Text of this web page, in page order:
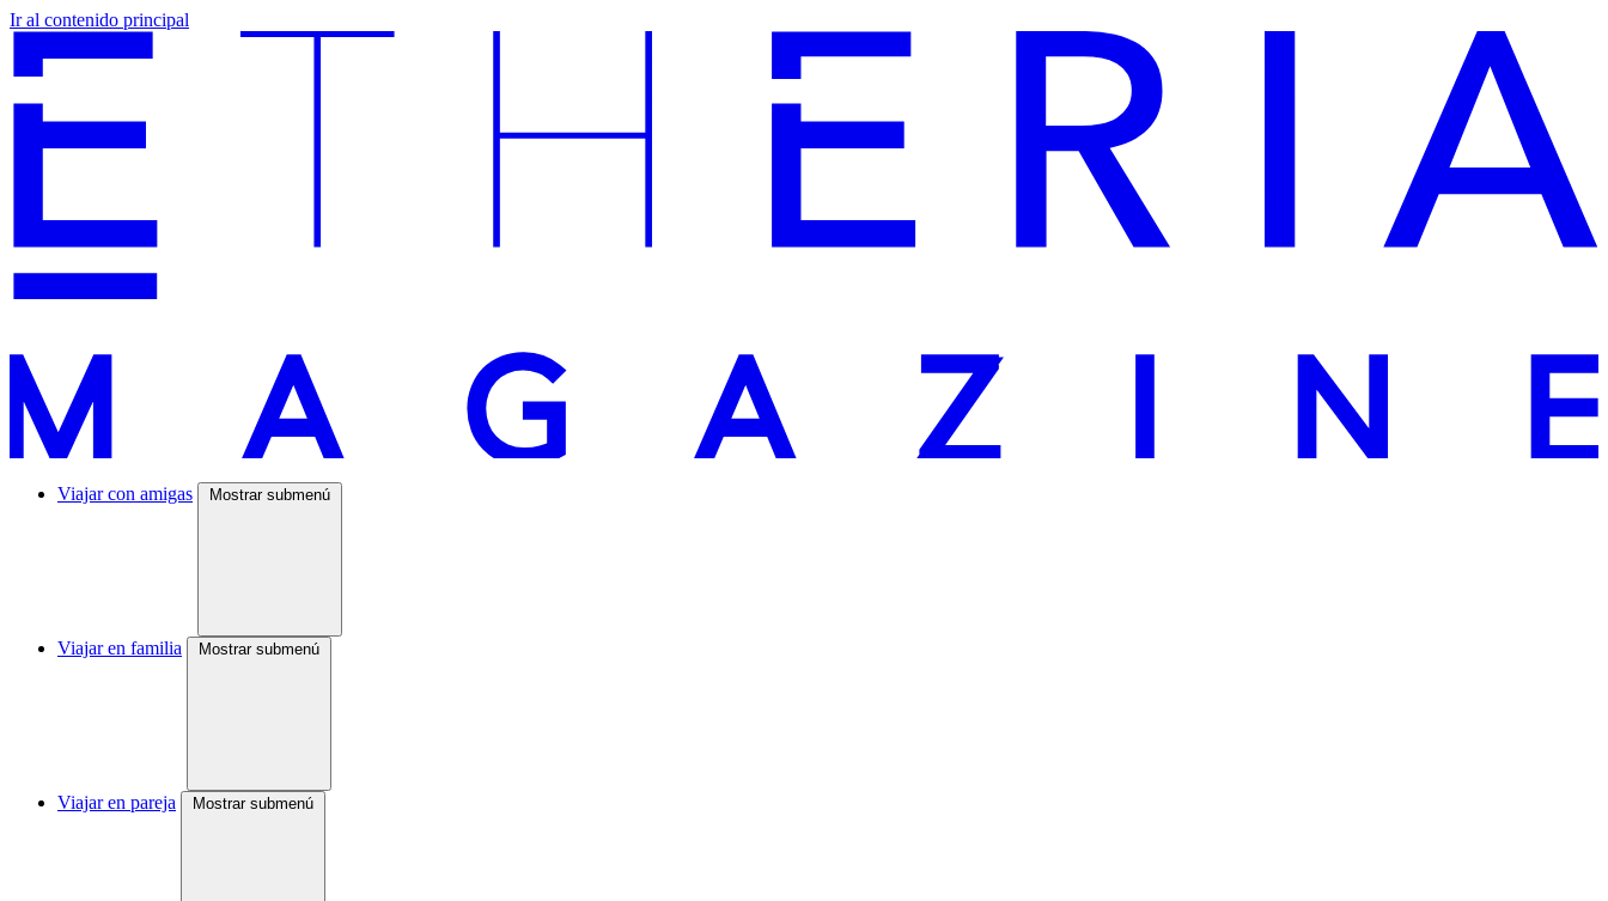
Ir al contenido principal
Viajar con amigas Mostrar submenú
Viajar en familia Mostrar submenú
Viajar en pareja Mostrar submenú